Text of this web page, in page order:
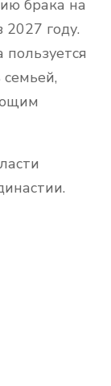
брака на
году.